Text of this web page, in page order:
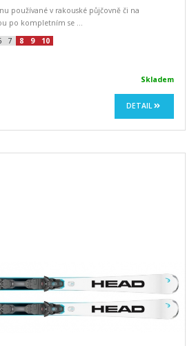
používané v rakouské půjčovně či na
po kompletním se ...
7 8 9
10
Skladem
DETAIL